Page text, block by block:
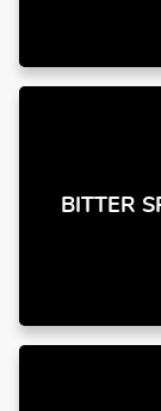
BITTER